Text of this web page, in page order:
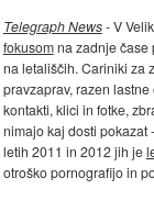
Telegraph News- V
fokusomna zadnje čase
na letališčih. Cariniki za
pravzaprav, razen
kontakti, klici in fotke,
nimajo kaj dosti pokazat
letih 2011 in 2012 jih je
otroško pornografijo in